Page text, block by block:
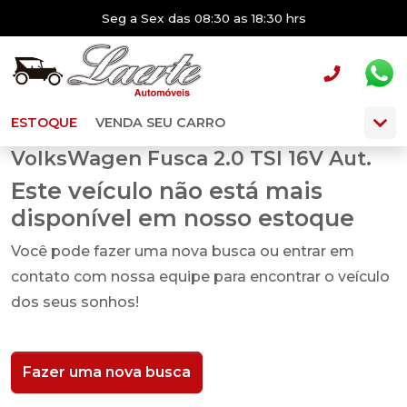
Seg a Sex das 08:30 as 18:30 hrs
ESTOQUE VENDA SEU CARRO
VolksWagen Fusca 2.0 TSI 16V Aut.
Este veículo não está mais
disponível em nosso estoque
Você pode fazer uma nova busca ou entrar em
contato com nossa equipe para encontrar o veículo
dos seus sonhos!
Fazer uma nova busca